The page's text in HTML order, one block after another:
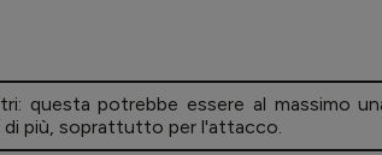
questa potrebbe essere al massimo
di più, soprattutto per l'attacco.